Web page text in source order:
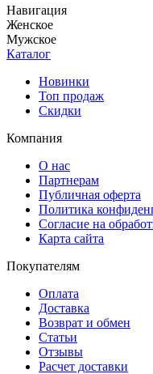
Навигация
Женское
Мужское
Каталог
Новинки
Топ продаж
Скидки
Компания
О нас
Партнерам
Публичная оферта
Политика
Согласие на
Карта сайта
Покупателям
Оплата
Доставка
Возврат и обмен
Статьи
Отзывы
Расчет доставки